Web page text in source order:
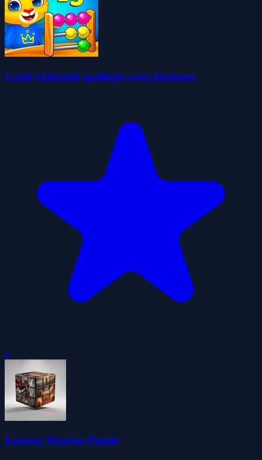
Coole wiskunde spelletjes voor kinderen
0
Fantasy Warrior Puzzle